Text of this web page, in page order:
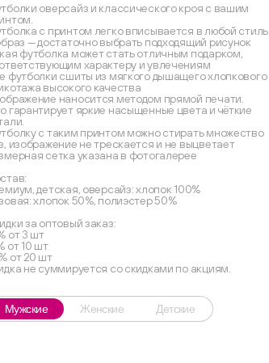
оверсайз и классического кроя с вашим
с принтом легко вписывается в любой стиль
— достаточно выбрать подходящий рисунок
футболка может стать отличным подарком,
характеру и увлечениям
футболки сшиты из мягкого дышащего хлопкового
высокого качества
наносится методом прямой печати.
гарантирует яркие насыщенные цвета и чёткие
с таким принтом можно стирать множество
изображение не трескается и не выцветает
сетка указана в фотогалерее
детская, оверсайз: хлопок 100%
хлопок 50%, полиэстер 50%
за оптовый заказ:
от 3 шт
от 10 шт
от 20 шт
не суммируется со скидками по акциям.
Мужские Женские Детские